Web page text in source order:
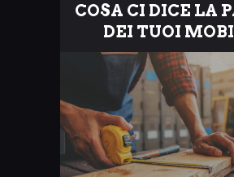
COSA CI DICE LA
DEI TUOI